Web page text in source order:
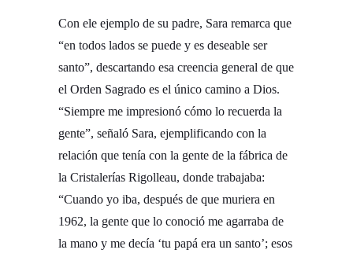
Con ele ejemplo de su padre, Sara remarca que
“en todos lados se puede y es deseable ser
santo”, descartando esa creencia general de que
el Orden Sagrado es el único camino a Dios.
“Siempre me impresionó cómo lo recuerda la
gente”, señaló Sara, ejemplificando con la
relación que tenía con la gente de la fábrica de
la Cristalerías Rigolleau, donde trabajaba:
“Cuando yo iba, después de que muriera en
1962, la gente que lo conoció me agarraba de
la mano y me decía ‘tu papá era un santo’; esos